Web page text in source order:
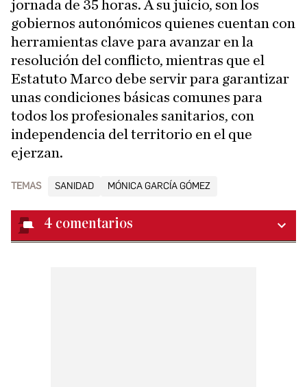
jornada de 35 horas. A su juicio, son los
gobiernos autonómicos quienes cuentan con
herramientas clave para avanzar en la
resolución del conflicto, mientras que el
Estatuto Marco debe servir para garantizar
unas condiciones básicas comunes para
todos los profesionales sanitarios, con
independencia del territorio en el que
ejerzan.
TEMAS SANIDAD MÓNICA GARCÍA GÓMEZ
4 comentarios